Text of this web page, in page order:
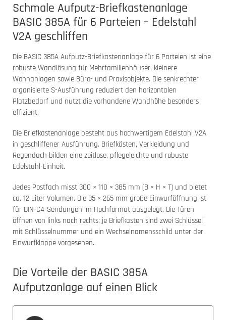
Schmale Aufputz-Briefkastenanlage
BASIC 385A für 6 Parteien – Edelstahl
V2A geschliffen
Die BASIC 385A Aufputz-Briefkastenanlage für 6 Parteien ist eine
robuste Wandlösung für Mehrfamilienhäuser, kleinere
Wohnanlagen sowie Büro- und Praxisobjekte. Die senkrechter
organisierte S-Ausführung reduziert den horizontalen
Platzbedarf und nutzt die vorhandene Wandhöhe besonders
effizient.
Die Briefkastenanlage besteht aus hochwertigem Edelstahl V2A
in geschliffener Ausführung. Briefkästen, Verkleidung und
Regendach bilden eine zeitlose, pflegeleichte und robuste
Edelstahl-Einheit.
Jedes Postfach misst 300 × 110 × 385 mm (B × H × T) und bietet
ca. 12 Liter Volumen. Die 35 × 265 mm große Einwurföffnung ist
für DIN-C4-Sendungen im Hochformat ausgelegt. Die Türen
öffnen von links nach rechts; je Briefkasten sind zwei Schlüssel
mit Schlüsselnummer und ein Wechselnamensschild unter der
Einwurfklappe vorgesehen.
Die Vorteile der BASIC 385A
Aufputzanlage auf einen Blick